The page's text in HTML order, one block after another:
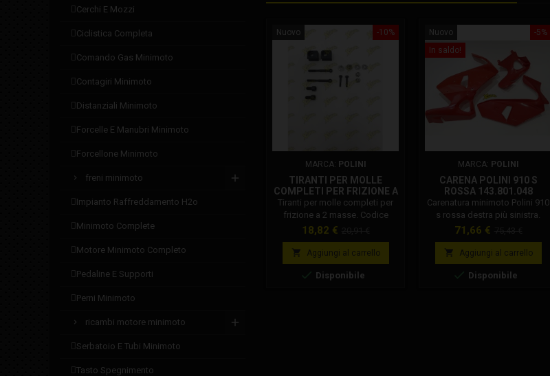
cerchi e mozzi
ciclistica completa
comando gas minimoto
contagiri minimoto
distanziali minimoto
forcelle e manubri minimoto
forcellone minimoto
freni minimoto
impianto raffreddamento h2o
minimoto complete
motore minimoto completo
pedaline e supporti
perni minimoto
ricambi motore minimoto
serbatoio e tubi minimoto
tasto spegnimento
-10%
Nuovo
MARCA: POLINI
TIRANTI PER MOLLE
COMPLETI PER FRIZIONE A
2 MASSE 143.705.009
Tiranti per molle completi per
frizione a 2 masse. Codice
Polini: 143.705.009. Tiranti per
molle completi per frizione a 2
masse per minimoto.
Prezzo
18,82 €
base
 Aggiungi al carrello
 Disponibile
-5%
Nuovo
In saldo!
MARCA: POLINI
CARENA POLINI 910 S
ROSSA 143.801.048
Carenatura minimoto Polini 910
s rossa destra più sinistra.
Codice Polini: 143.801.048
Prezzo
71,66 €
base
 Aggiungi al carrello
 Disponibile